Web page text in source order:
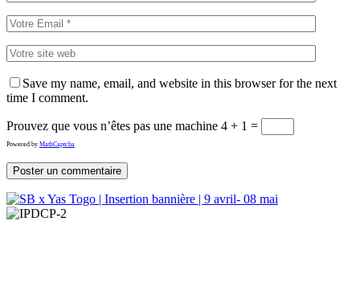
Save my name, email, and website in this browser for the next
time I comment.
Prouvez que vous n’êtes pas une machine 4 + 1 =
Powered by MathCaptcha